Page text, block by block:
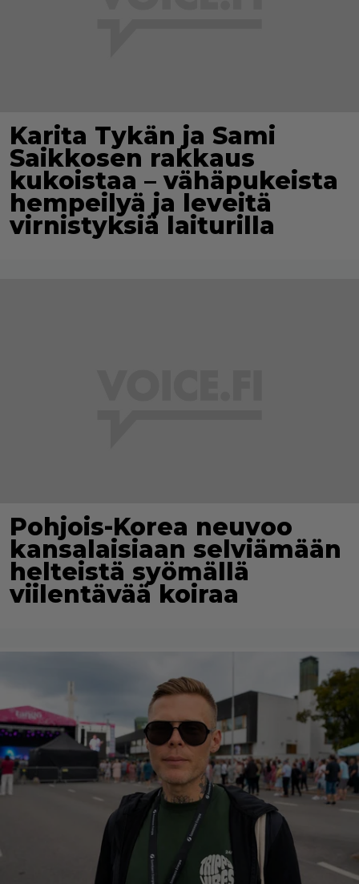
Karita Tykän ja Sami
Saikkosen rakkaus
kukoistaa – vähäpukeista
hempeilyä ja leveitä
virnistyksiä laiturilla
Pohjois-Korea neuvoo
kansalaisiaan selviämään
helteistä syömällä
viilentävää koiraa